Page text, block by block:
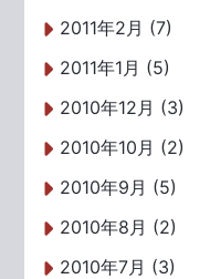
2011年2月 (7)
2011年1月 (5)
2010年12月 (3)
2010年10月 (2)
2010年9月 (5)
2010年8月 (2)
2010年7月 (3)